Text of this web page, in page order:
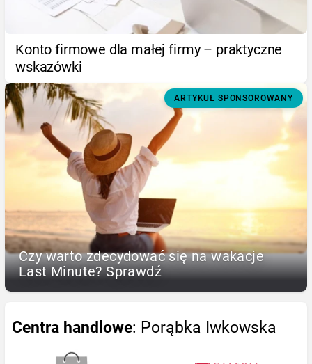
Konto firmowe dla małej firmy – praktyczne
wskazówki
ARTYKUŁ SPONSOROWANY
Czy warto zdecydować się na wakacje
Last Minute? Sprawdź
Centra handlowe: Porąbka Iwkowska